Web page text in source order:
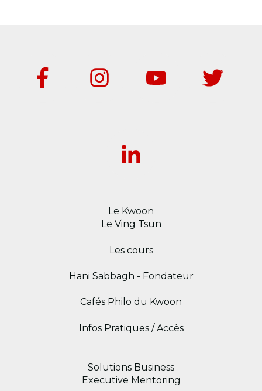
Le Kwoon
Le Ving Tsun
Les cours
Hani Sabbagh - Fondateur
Cafés Philo du Kwoon
Infos Pratiques / Accès
Solutions Business
Executive Mentoring